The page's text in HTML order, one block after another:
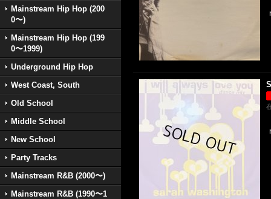
Mainstream Hip Hop (200
0〜)
Mainstream Hip Hop (199
0〜1999)
Underground Hip Hop
West Coast, South
Old School
Middle School
New School
Party Tracks
Mainstream R&B (2000〜)
Mainstream R&B (1990〜1